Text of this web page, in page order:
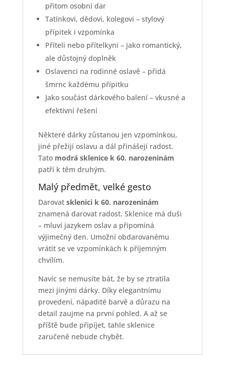
přitom osobní dar
Tatínkovi, dědovi, kolegovi – stylový
přípitek i vzpomínka
Příteli nebo přítelkyni – jako romantický,
ale důstojný doplněk
Oslavenci na rodinné oslavě – přidá
šmrnc každému přípitku
Jako součást dárkového balení – vkusné a
efektivní řešení
Některé dárky zůstanou jen vzpomínkou,
jiné přežijí oslavu a dál přinášejí radost.
Tato modrá sklenice k 60. narozeninám
patří k těm druhým.
Malý předmět, velké gesto
Darovat sklenici k 60. narozeninám
znamená darovat radost. Sklenice má duši
– mluví jazykem oslav a připomíná
výjimečný den. Umožní obdarovanému
vrátit se ve vzpomínkách k příjemným
chvílím.
Navíc se nemusíte bát, že by se ztratila
mezi jinými dárky. Díky elegantnímu
provedení, nápadité barvě a důrazu na
detail zaujme na první pohled. A až se
příště bude připíjet, tahle sklenice
zaručeně nebude chybět.